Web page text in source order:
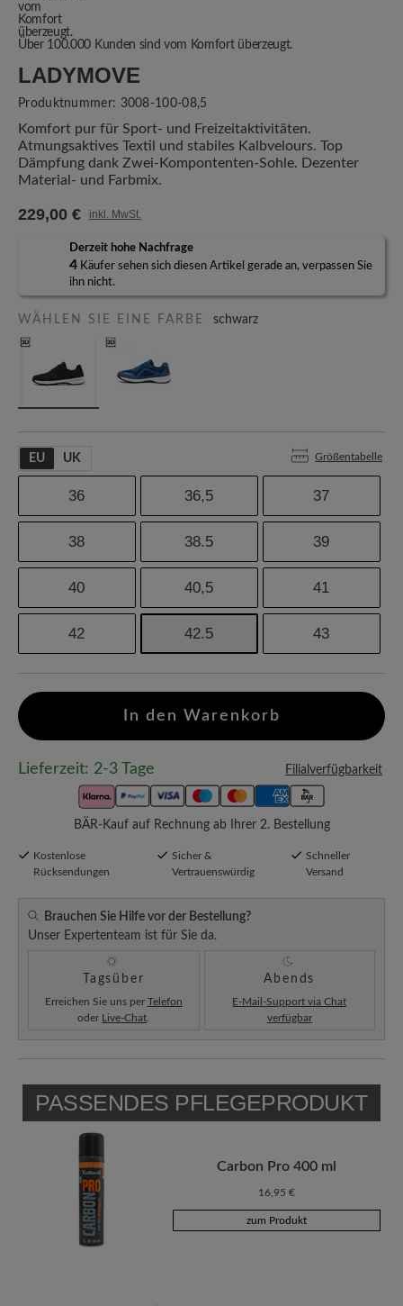
Über 100.000 Kunden sind vom Komfort überzeugt.
LADYMOVE
Produktnummer: 3008-100-08,5
Komfort pur für Sport- und Freizeitaktivitäten.
Atmungsaktives Textil und stabiles Kalbvelours. Top
Dämpfung dank Zwei-Kompontenten-Sohle. Dezenter
Material- und Farbmix.
229,00 € inkl. MwSt.
Derzeit hohe Nachfrage
4 Käufer sehen sich diesen Artikel gerade an, verpassen Sie
ihn nicht.
WÄHLEN SIE EINE FARBE schwarz
EU UK Größentabelle
36 36,5 37
38 38.5 39
40 40,5 41
42 42.5 43
In den Warenkorb
Lieferzeit: 2-3 Tage Filialverfügbarkeit
BÄR-Kauf auf Rechnung ab Ihrer 2. Bestellung
Kostenlose
Rücksendungen
Sicher &
Vertrauenswürdig
Schneller
Versand
Brauchen Sie Hilfe vor der Bestellung?
Unser Expertenteam ist für Sie da.
Tagsüber
Erreichen Sie uns per Telefon
oder Live-Chat
Abends
E-Mail-Support via Chat
verfügbar
PASSENDES PFLEGEPRODUKT
Carbon Pro 400 ml
16,95 €
zum Produkt